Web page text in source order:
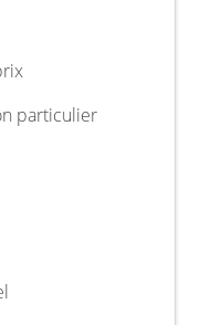
particulier